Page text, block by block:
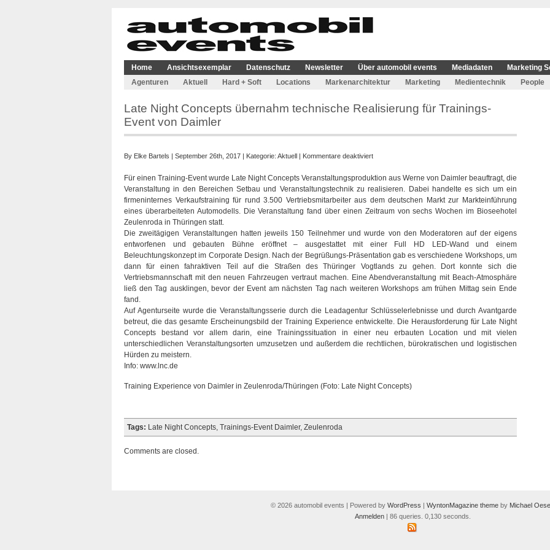
Home Ansichtsexemplar Datenschutz Newsletter Über automobil events Mediadaten
Marketing
Agenturen
Aktuell Hard + Soft Locations Markenarchitektur Marketing Medientechnik People
Late Night Concepts übernahm technische Realisierung für Trainings-
Event von Daimler
By Elke Bartels | September 26th, 2017 | Kategorie: Aktuell | Kommentare deaktiviertfür
Night
Concepts
übernahm
technische
für
Trainings-
Event
von
Daimler
Für einen Training-Event wurde Late Night Concepts Veranstaltungsproduktion aus Werne von Daimler beauftragt, die
Veranstaltung in den Bereichen Setbau und Veranstaltungstechnik zu realisieren. Dabei handelte es sich um ein
firmeninternes Verkaufstraining für rund 3.500 Vertriebsmitarbeiter aus dem deutschen Markt zur Markteinführung
eines überarbeiteten Automodells. Die Veranstaltung fand über einen Zeitraum von sechs Wochen im Bioseehotel
Zeulenroda in Thüringen statt.
Die zweitägigen Veranstaltungen hatten jeweils 150 Teilnehmer und wurde von den Moderatoren auf der eigens
entworfenen und gebauten Bühne eröffnet – ausgestattet mit einer Full HD LED-Wand und einem
Beleuchtungskonzept im Corporate Design. Nach der Begrüßungs-Präsentation gab es verschiedene Workshops, um
dann für einen fahraktiven Teil auf die Straßen des Thüringer Vogtlands zu gehen. Dort konnte sich die
Vertriebsmannschaft mit den neuen Fahrzeugen vertraut machen. Eine Abendveranstaltung mit Beach-Atmosphäre
ließ den Tag ausklingen, bevor der Event am nächsten Tag nach weiteren Workshops am frühen Mittag sein Ende
fand.
Auf Agenturseite wurde die Veranstaltungsserie durch die Leadagentur Schlüsselerlebnisse und durch Avantgarde
betreut, die das gesamte Erscheinungsbild der Training Experience entwickelte. Die Herausforderung für Late Night
Concepts bestand vor allem darin, eine Trainingssituation in einer neu erbauten Location und mit vielen
unterschiedlichen Veranstaltungsorten umzusetzen und außerdem die rechtlichen, bürokratischen und logistischen
Hürden zu meistern.
Info: www.lnc.de
Training Experience von Daimler in Zeulenroda/Thüringen (Foto: Late Night Concepts)
Tags: Late Night Concepts, Trainings-Event Daimler, Zeulenroda
Comments are closed.
© 2026 automobil events | Powered by WordPress | WyntonMagazine theme by Michael
Anmelden| 86 queries. 0,130 seconds.